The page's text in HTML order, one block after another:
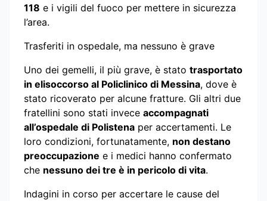
118 e i vigili del fuoco per mettere in sicurezza
l’area.
Trasferiti in ospedale, ma nessuno è grave
Uno dei gemelli, il più grave, è stato trasportato
in elisoccorso al Policlinico di Messina, dove è
stato ricoverato per alcune fratture. Gli altri due
fratellini sono stati invece accompagnati
all’ospedale di Polistena per accertamenti. Le
loro condizioni, fortunatamente, non destano
preoccupazione e i medici hanno confermato
che nessuno dei tre è in pericolo di vita.
Indagini in corso per accertare le cause del